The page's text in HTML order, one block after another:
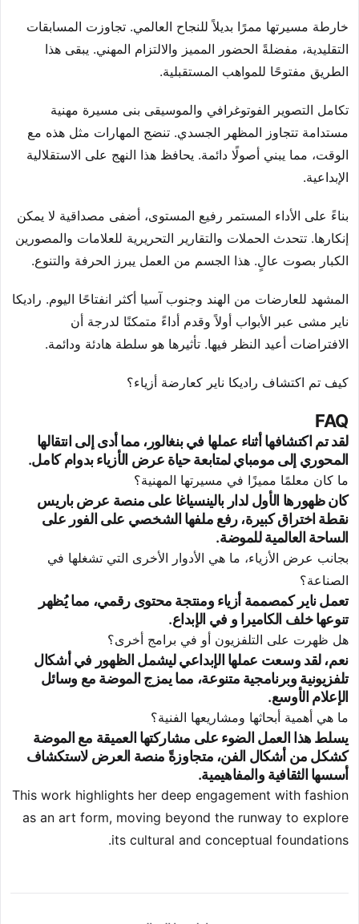
خارطة مسيرتها ممرًا بديلاً للنجاح العالمي. تجاوزت المسابقات
التقليدية، مفضلةً الحضور المميز والالتزام المهني. يبقى هذا
الطريق مفتوحًا للمواهب المستقبلية.
تكامل التصوير الفوتوغرافي والموسيقى بنى مسيرة مهنية
مستدامة تتجاوز المظهر الجسدي. تنضج المهارات مثل هذه مع
الوقت، مما يبني أصولًا دائمة. يحافظ هذا النهج على الاستقلالية
الإبداعية.
بناءً على الأداء المستمر رفيع المستوى، أضفى مصداقية لا يمكن
إنكارها. تتحدث الحملات والتقارير التحريرية للعلامات والمصورين
الكبار بصوت عالٍ. هذا الجسم من العمل يبرز الحرفة والتنوع.
المشهد للعارضات من الهند وجنوب آسيا أكثر انفتاحًا اليوم. راديكا
ناير مشى عبر الأبواب أولاً وقدم أداءً متمكنًا لدرجة أن
الافتراضات أعيد النظر فيها. تأثيرها هو سلطة هادئة ودائمة.
كيف تم اكتشاف راديكا ناير كعارضة أزياء؟
FAQ
لقد تم اكتشافها أثناء عملها في بنغالور، مما أدى إلى انتقالها
المحوري إلى مومباي لمتابعة حياة عرض الأزياء بدوام كامل.
ما كان معلمًا مميزًا في مسيرتها المهنية؟
كان ظهورها الأول لدار بالينسياغا على منصة عرض باريس
نقطة اختراق كبيرة، رفع ملفها الشخصي على الفور على
الساحة العالمية للموضة.
بجانب عرض الأزياء، ما هي الأدوار الأخرى التي تشغلها في
الصناعة؟
تعمل ناير كمصممة أزياء ومنتجة محتوى رقمي، مما يُظهر
تنوعها خلف الكاميرا و في الإبداع.
هل ظهرت على التلفزيون أو في برامج أخرى؟
نعم، لقد وسعت عملها الإبداعي ليشمل الظهور في أشكال
تلفزيونية وبرنامجية متنوعة، مما يمزج الموضة مع وسائل
الإعلام الأوسع.
ما هي أهمية أبحاثها ومشاريعها الفنية؟
يسلط هذا العمل الضوء على مشاركتها العميقة مع الموضة
كشكل من أشكال الفن، متجاوزةً منصة العرض لاستكشاف
أسسها الثقافية والمفاهيمية.
This work highlights her deep engagement with fashion
as an art form, moving beyond the runway to explore
its cultural and conceptual foundations.